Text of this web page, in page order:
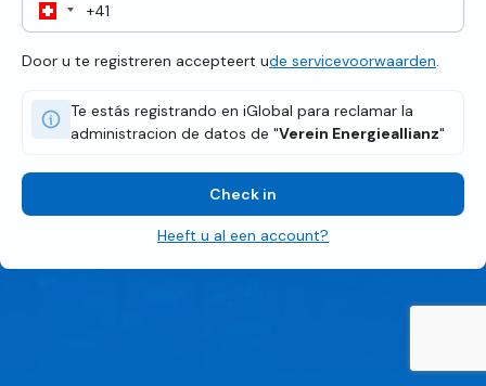
Door u te registreren accepteert ude servicevoorwaarden
Te estás registrando en iGlobal para reclamar la
administracion de datos de "Verein Energieallianz"
Check in
Heeft u al een account?